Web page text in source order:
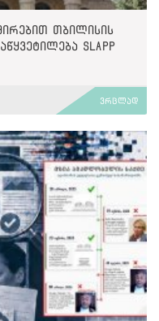
თბილისის
SLAPP
ვრცლად